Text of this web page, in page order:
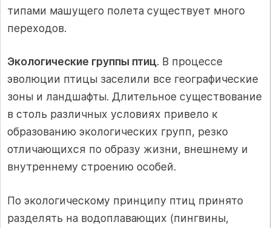
типами машущего полета существует много
переходов.
Экологические группы птиц. В процессе
эволюции птицы заселили все географические
зоны и ландшафты. Длительное существование
в столь различных условиях привело к
образованию экологических групп, резко
отличающихся по образу жизни, внешнему и
внутреннему строению особей.
По экологическому принципу птиц принято
разделять на водоплавающих (пингвины,